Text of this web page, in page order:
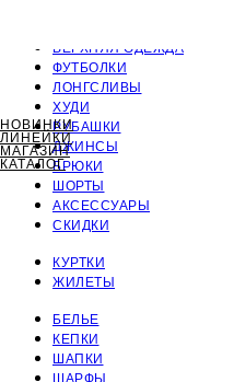
НОВИНКИ
ЛИНЕЙКИ
МАГАЗИН
КАТАЛОГ
ВЕРХНЯЯ ОДЕЖДА
ФУТБОЛКИ
ЛОНГСЛИВЫ
ХУДИ
РУБАШКИ
ДЖИНСЫ
БРЮКИ
ШОРТЫ
АКСЕССУАРЫ
СКИДКИ
КУРТКИ
ЖИЛЕТЫ
БЕЛЬЕ
КЕПКИ
ШАПКИ
ШАРФЫ